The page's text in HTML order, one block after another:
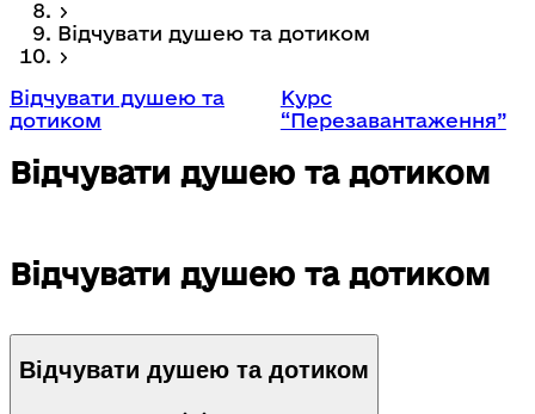
Відчувати душею та дотиком
Відчувати душею та
дотиком
Курс
“Перезавантаження”
Відчувати душею та дотиком
Відчувати душею та дотиком
Відчувати душею та дотиком